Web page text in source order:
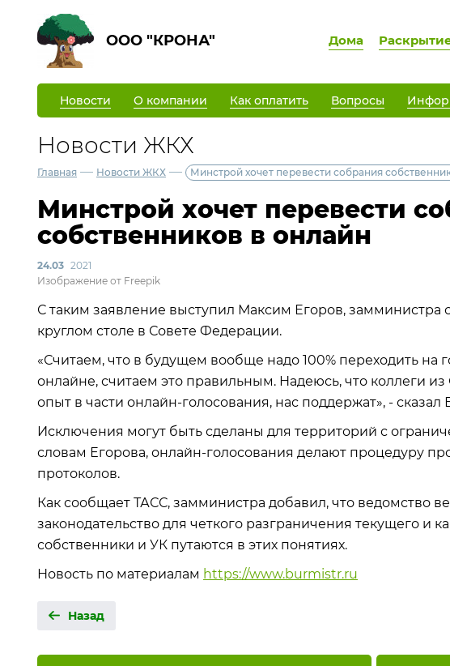
ООО "КРОНА" Дома
Новости О компании Как оплатить Вопросы
Новости ЖКХ
Главная — Новости ЖКХ — Минстрой хочет перевести собрания
Минстрой хочет перевести
собственников в онлайн
24.03 2021
Изображение от Freepik
С таким заявление выступил Максим Егоров, замминистра
круглом столе в Совете Федерации.
«Считаем, что в будущем вообще надо 100% переходить на
онлайне, считаем это правильным. Надеюсь, что коллеги
опыт в части онлайн-голосования, нас поддержат», - сказал
Исключения могут быть сделаны для территорий с
словам Егорова, онлайн-голосования делают процедуру
протоколов.
Как сообщает ТАСС, замминистра добавил, что ведомство
законодательство для четкого разграничения текущего и
собственники и УК путаются в этих понятиях.
Новость по материалам https://www.burmistr.ru
Назад